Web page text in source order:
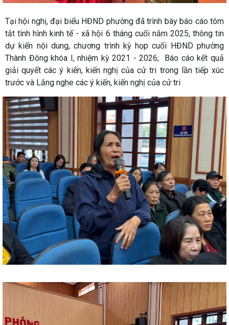
Tại hội nghị, đại biểu HĐND phường đã trình bày báo cáo tóm
tắt tình hình kinh tế - xã hội 6 tháng cuối năm 2025, thông tin
dự kiến nội dung, chương trình kỳ họp cuối HĐND phường
Thành Đông khóa I, nhiệm kỳ 2021 - 2026; Báo cáo kết quả
giải quyết các ý kiến, kiến nghị của cử tri trong lần tiếp xúc
trước và Lắng nghe các ý kiến, kiến nghị của cử tri